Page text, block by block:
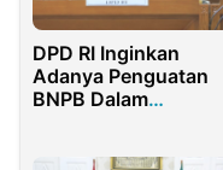
DPD RI Inginkan
Adanya Penguatan
BNPB Dalam